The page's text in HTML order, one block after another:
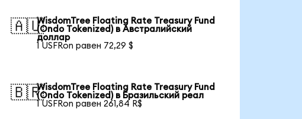
🇦🇺WisdomTree Floating Rate Treasury Fund
(Ondo Tokenized) в Австралийский
доллар
1 USFRon равен 72,29 $
🇧🇷WisdomTree Floating Rate Treasury Fund
(Ondo Tokenized) в Бразильский реал
1 USFRon равен 261,84 R$